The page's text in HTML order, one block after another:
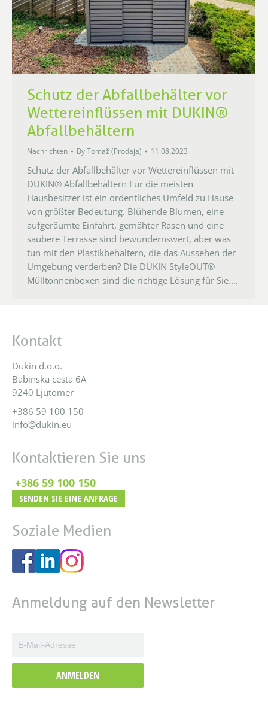
Schutz der Abfallbehälter vor
Wettereinflüssen mit DUKIN®
Abfallbehältern
Nachrichten ByTomaž (Prodaja) 11.08.2023
Schutz der Abfallbehälter vor Wettereinflüssen mit
DUKIN® Abfallbehältern Für die meisten
Hausbesitzer ist ein ordentliches Umfeld zu Hause
von größter Bedeutung. Blühende Blumen, eine
aufgeräumte Einfahrt, gemähter Rasen und eine
saubere Terrasse sind bewundernswert, aber was
tun mit den Plastikbehältern, die das Aussehen der
Umgebung verderben? Die DUKIN StyleOUT®-
Mülltonnenboxen sind die richtige Lösung für Sie.…
Kontakt
Dukin d.o.o.
Babinska cesta 6A
9240 Ljutomer
+386 59 100 150
info@dukin.eu
Kontaktieren Sie uns
+386 59 100 150
SENDEN SIE EINE ANFRAGE
Soziale Medien
Anmeldung auf den Newsletter
ANMELDEN